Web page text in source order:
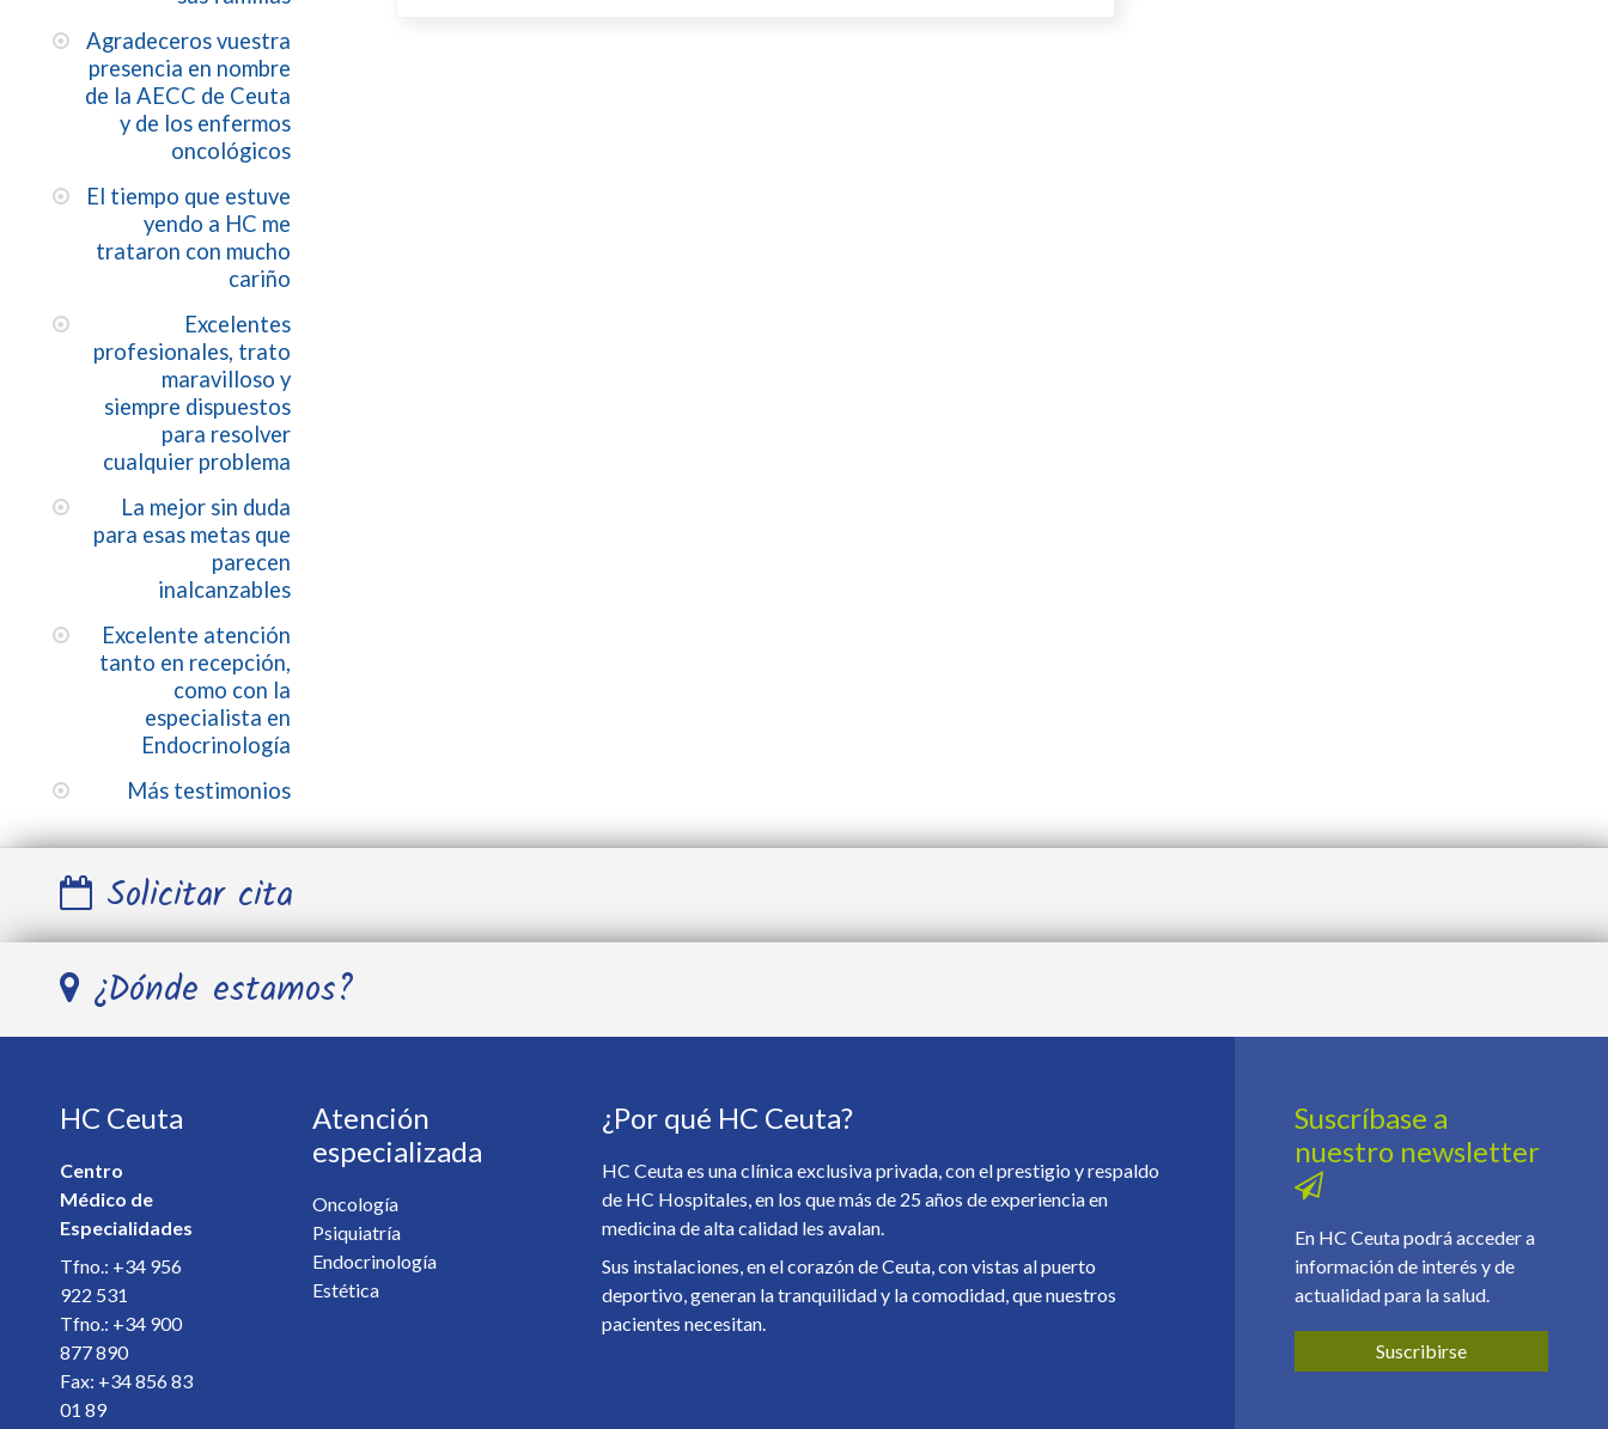
Agradeceros vuestra
presencia en nombre
de la AECC de Ceuta
y de los enfermos
oncológicos
El tiempo que estuve
yendo a HC me
trataron con mucho
cariño
Excelentes
profesionales, trato
maravilloso y
siempre dispuestos
para resolver
cualquier problema
La mejor sin duda
para esas metas que
parecen
inalcanzables
Excelente atención
tanto en recepción,
como con la
especialista en
Endocrinología
Más testimonios
Solicitar cita
Teléfono *
E-mail *
Especialista *
Detalles de la cita *
¿Dónde estamos?
HC Ceuta
Centro
Médico de
Especialidades
Tfno.: +34 956
922 531
Tfno.: +34 900
877 890
Fax: +34 856 83
01 89
Atención
especializada
Oncología
Psiquiatría
Endocrinología
Estética
¿Por qué HC Ceuta?
HC Ceuta es una clínica exclusiva privada, con el prestigio y respaldo
de HC Hospitales, en los que más de 25 años de experiencia en
medicina de alta calidad les avalan.
Sus instalaciones, en el corazón de Ceuta, con vistas al puerto
deportivo, generan la tranquilidad y la comodidad, que nuestros
pacientes necesitan.
Suscríbase a
nuestro newsletter
En HC Ceuta podrá acceder a
información de interés y de
actualidad para la salud.
Suscribirse